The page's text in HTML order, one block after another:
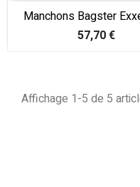
Manchons Bagster
Prix
57,70 €
Affichage 1-5 de 5